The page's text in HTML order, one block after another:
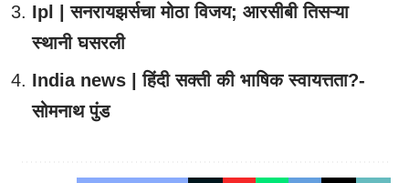
Ipl | सनरायझर्सचा मोठा विजय; आरसीबी तिसऱ्या
स्थानी घसरली
India news | हिंदी सक्ती की भाषिक स्वायत्तता?-
सोमनाथ पुंड